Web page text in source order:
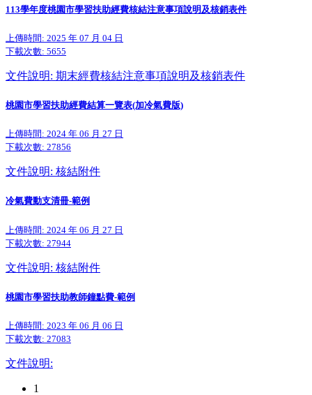
113學年度桃園市學習扶助經費核結注意事項說明及核銷表件
上傳時間: 2025 年 07 月 04 日
下載次數: 5655
文件說明: 期末經費核結注意事項說明及核銷表件
桃園市學習扶助經費結算一覽表(加冷氣費版)
上傳時間: 2024 年 06 月 27 日
下載次數: 27856
文件說明: 核結附件
冷氣費動支清冊-範例
上傳時間: 2024 年 06 月 27 日
下載次數: 27944
文件說明: 核結附件
桃園市學習扶助教師鐘點費-範例
上傳時間: 2023 年 06 月 06 日
下載次數: 27083
文件說明:
1